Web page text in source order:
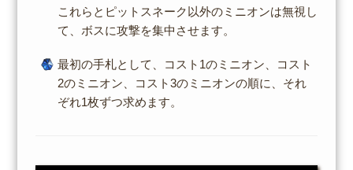
これらとピットスネーク以外のミニオンは無視し
て、ボスに攻撃を集中させます。
最初の手札として、コスト1のミニオン、コスト
2のミニオン、コスト3のミニオンの順に、それ
ぞれ1枚ずつ求めます。